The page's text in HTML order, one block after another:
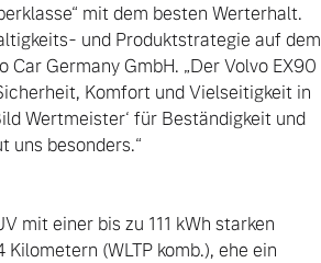
mit dem besten Werterhalt.
und Produktstrategie auf dem
Germany GmbH. „Der Volvo EX90
Komfort und Vielseitigkeit in
Wertmeister‘ für Beständigkeit und
uns besonders.“
mit einer bis zu 111 kWh starken
(WLTP komb.), ehe ein